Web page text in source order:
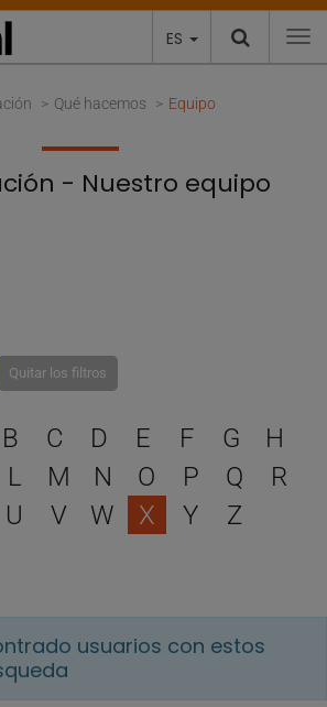
ES
Qué hacemos Equipo
- Nuestro equipo
Quitar los filtros
Selecciona una letra
B C D E F G
H
L M N O P Q
R
U V W X Y Z
usuarios con estos